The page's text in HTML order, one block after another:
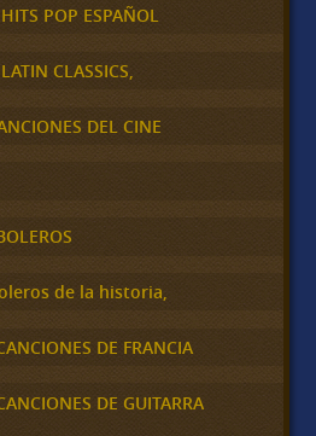
POP ESPAÑOL
CLASSICS,
DEL CINE
de la historia,
DE FRANCIA
DE GUITARRA